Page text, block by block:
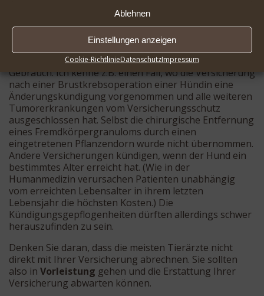
Ablehnen
Einstellungen anzeigen
Cookie-RichtlinieDatenschutzImpressum
nach jedem Schadensfall (also bei jeder eingereichten
Rechnung) ein Sonderkündigungsrecht. Das ist genau
so wie bei der Haftpflichtversicherung für Ihren Hund
oder Ihr Auto. Manche Versicherungen machen von
ihrem Kündigungsrecht im Schadensfall sofort
Gebrauch. Ich kenne z.B. einen Fall, wo die Versicherung
nach einer Brustkrebsoperation einer Hündin eine
Änderungskündigung vorgenommen und alle weiteren
Tumorerkrankungen vom Versicherungsschutz
ausgeschlossen hat. Selbst die chirurgische Entfernung
eines Fremdkörpergranuloms durch einen
eingetretenen Pflanzendorn wurde nicht übernommen.
Andere Versicherungen kündigen, wenn der Hund ein
bestimmtes Alter erreicht hat. (Wie in der
Humanmedizin verursachen Patienten unabhängig
vom erreichten Lebensalter in ihrem letzten
Lebensjahr die höchsten Kosten.) Die
Kündigungsgepflogenheiten dürften allerdings schwer
herauszufinden zu sein.
Denken Sie daran, dass die meisten Tierärzte nicht
direkt mit Ihrer Versicherung abrechnen. Sie sollten
also in Vorleistung gehen und die Erstattung Ihrer
Versicherung abwarten können.